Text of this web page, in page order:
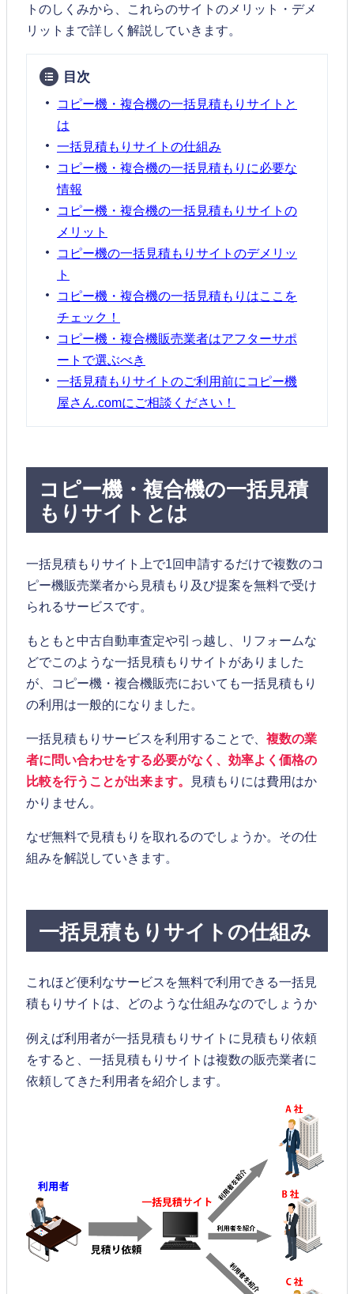
トのしくみから、これらのサイトのメリット・デメ
リットまで詳しく解説していきます。
目次
コピー機・複合機の一括見積もりサイトと
は
一括見積もりサイトの仕組み
コピー機・複合機の一括見積もりに必要な
情報
コピー機・複合機の一括見積もりサイトの
メリット
コピー機の一括見積もりサイトのデメリッ
ト
コピー機・複合機の一括見積もりはここを
チェック！
コピー機・複合機販売業者はアフターサポ
ートで選ぶべき
一括見積もりサイトのご利用前にコピー機
屋さん.comにご相談ください！
コピー機・複合機の一括見積
もりサイトとは
一括見積もりサイト上で1回申請するだけで複数のコ
ピー機販売業者から見積もり及び提案を無料で受け
られるサービスです。
もともと中古自動車査定や引っ越し、リフォームな
どでこのような一括見積もりサイトがありました
が、コピー機・複合機販売においても一括見積もり
の利用は一般的になりました。
一括見積もりサービスを利用することで、 複数の業
者に問い合わせをする必要がなく、効率よく価格の
比較を行うことが出来ます。
見積もりには費用はか
かりません。
なぜ無料で見積もりを取れるのでしょうか。その仕
組みを解説していきます。
一括見積もりサイトの仕組み
これほど便利なサービスを無料で利用できる一括見
積もりサイトは、どのような仕組みなのでしょうか
例えば利用者が一括見積もりサイトに見積もり依頼
をすると、一括見積もりサイトは複数の販売業者に
依頼してきた利用者を紹介します。